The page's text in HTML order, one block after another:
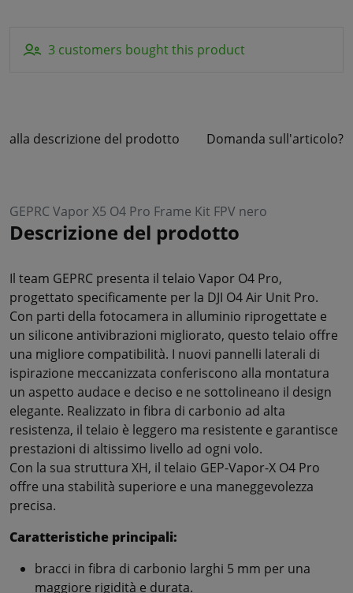
3 customers bought this product
alla descrizione del prodotto Domanda sull'articolo?
GEPRC Vapor X5 O4 Pro Frame Kit FPV nero
Descrizione del prodotto
Il team GEPRC presenta il telaio Vapor O4 Pro,
progettato specificamente per la DJI O4 Air Unit Pro.
Con parti della fotocamera in alluminio riprogettate e
un silicone antivibrazioni migliorato, questo telaio offre
una migliore compatibilità. I nuovi pannelli laterali di
ispirazione meccanizzata conferiscono alla montatura
un aspetto audace e deciso e ne sottolineano il design
elegante. Realizzato in fibra di carbonio ad alta
resistenza, il telaio è leggero ma resistente e garantisce
prestazioni di altissimo livello ad ogni volo.
Con la sua struttura XH, il telaio GEP-Vapor-X O4 Pro
offre una stabilità superiore e una maneggevolezza
precisa.
Caratteristiche principali:
bracci in fibra di carbonio larghi 5 mm per una
maggiore rigidità e durata.